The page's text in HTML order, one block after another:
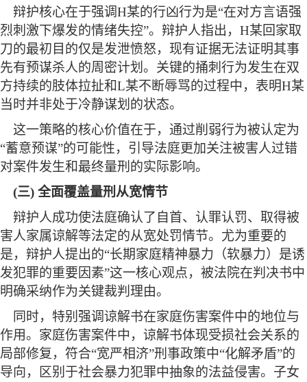
辩护核心在于强调H某的行凶行为是“在对方言语强
烈刺激下爆发的情绪失控”。辩护人指出，H某回家取
刀的最初目的仅是发泄愤怒，现有证据无法证明其事
先有预谋杀人的周密计划。关键的捅刺行为发生在双
方持续的肢体拉扯和L某不断辱骂的过程中，表明H某
当时并非处于冷静谋划的状态。
这一策略的核心价值在于，通过削弱行为被认定为
“蓄意预谋”的可能性，引导法庭更加关注被害人过错
对案件发生和最终量刑的实际影响。
(三) 全面覆盖量刑从宽情节
辩护人成功使法庭确认了自首、认罪认罚、取得被
害人家属谅解等法定的从宽处罚情节。尤为重要的
是，辩护人提出的“长期家庭精神暴力（软暴力）是诱
发犯罪的重要因素”这一核心观点，被法院在判决书中
明确采纳作为关键裁判理由。
同时，特别强调谅解书在家庭伤害案件中的地位与
作用。家庭伤害案件中，谅解书体现受损社会关系的
局部修复，符合“宽严相济”刑事政策中“化解矛盾”的
导向，区别于社会暴力犯罪中抽象的法益侵害。子女